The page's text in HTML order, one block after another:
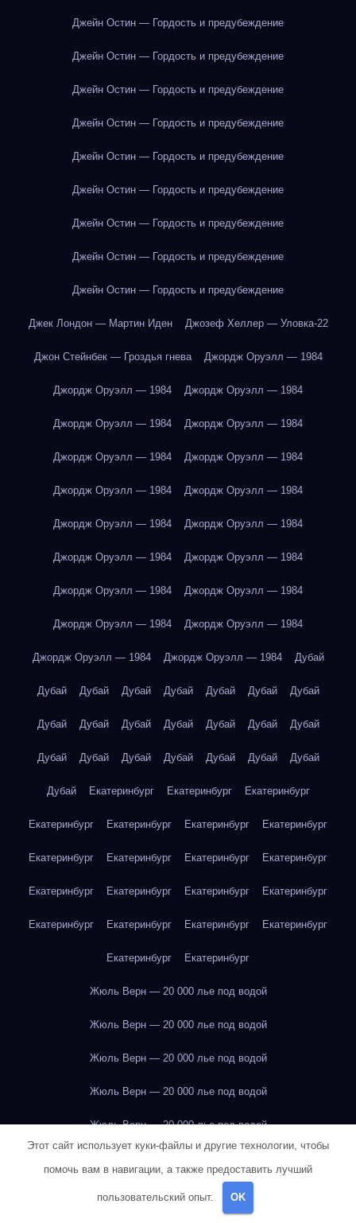
Джейн Остин — Гордость и предубеждение
Джейн Остин — Гордость и предубеждение
Джейн Остин — Гордость и предубеждение
Джейн Остин — Гордость и предубеждение
Джейн Остин — Гордость и предубеждение
Джейн Остин — Гордость и предубеждение
Джейн Остин — Гордость и предубеждение
Джейн Остин — Гордость и предубеждение
Джейн Остин — Гордость и предубеждение
Джек Лондон — Мартин Иден Джозеф Хеллер — Уловка-22
Джон Стейнбек — Гроздья гнева Джордж Оруэлл — 1984
Джордж Оруэлл — 1984 Джордж Оруэлл — 1984
Джордж Оруэлл — 1984 Джордж Оруэлл — 1984
Джордж Оруэлл — 1984 Джордж Оруэлл — 1984
Джордж Оруэлл — 1984 Джордж Оруэлл — 1984
Джордж Оруэлл — 1984 Джордж Оруэлл — 1984
Джордж Оруэлл — 1984 Джордж Оруэлл — 1984
Джордж Оруэлл — 1984 Джордж Оруэлл — 1984
Джордж Оруэлл — 1984 Джордж Оруэлл — 1984
Джордж Оруэлл — 1984 Джордж Оруэлл — 1984 Дубай
Дубай Дубай Дубай Дубай Дубай Дубай Дубай
Дубай Дубай Дубай Дубай Дубай Дубай Дубай
Дубай Дубай Дубай Дубай Дубай Дубай Дубай
Дубай Екатеринбург Екатеринбург Екатеринбург
Екатеринбург Екатеринбург Екатеринбург Екатеринбург
Екатеринбург Екатеринбург Екатеринбург Екатеринбург
Екатеринбург Екатеринбург Екатеринбург Екатеринбург
Екатеринбург Екатеринбург Екатеринбург Екатеринбург
Екатеринбург Екатеринбург
Жюль Верн — 20 000 лье под водой
Жюль Верн — 20 000 лье под водой
Жюль Верн — 20 000 лье под водой
Жюль Верн — 20 000 лье под водой
Жюль Верн — 20 000 лье под водой
Жюль Верн — 20 000 лье под водой
Этот сайт использует куки-файлы и другие технологии, чтобы
помочь вам в навигации, а также предоставить лучший
пользовательский опыт. OK